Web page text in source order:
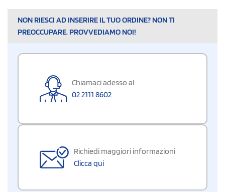
NON RIESCI AD INSERIRE IL TUO ORDINE? NON TI
PREOCCUPARE, PROVVEDIAMO NOI!
Chiamaci adesso al
02 2111 8602
Richiedi maggiori informazioni
Clicca qui